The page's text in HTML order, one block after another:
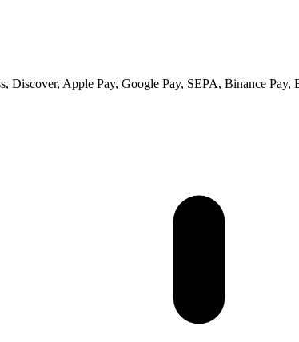
Discover, Apple Pay, Google Pay, SEPA, Binance